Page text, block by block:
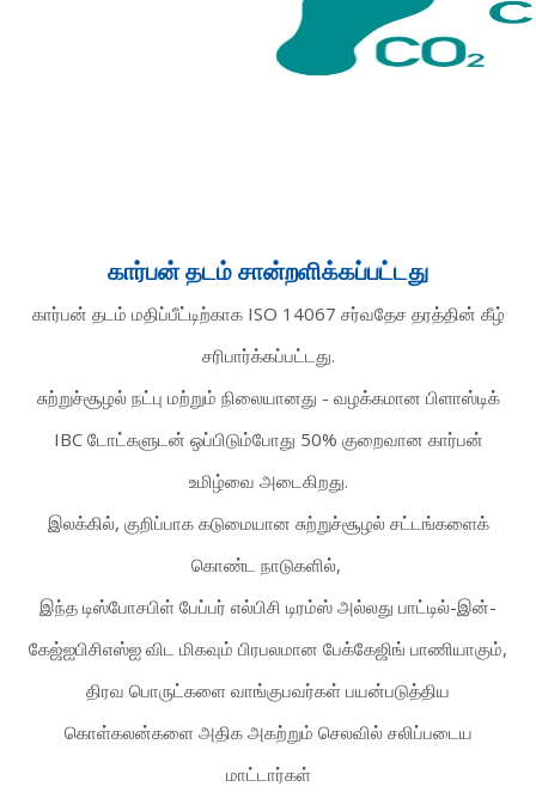
கார்பன் தடம் சான்றளிக்கப்பட்டது
கார்பன் தடம் மதிப்பீட்டிற்காக ISO 14067 சர்வதேச தரத்தின் கீழ்
சரிபார்க்கப்பட்டது.
சுற்றுச்சூழல் நட்பு மற்றும் நிலையானது - வழக்கமான பிளாஸ்டிக்
IBC டோட்களுடன் ஒப்பிடும்போது 50% குறைவான கார்பன்
உமிழ்வை அடைகிறது.
இலக்கில், குறிப்பாக கடுமையான சுற்றுச்சூழல் சட்டங்களைக்
கொண்ட நாடுகளில்,
இந்த டிஸ்போசபிள் பேப்பர் எல்பிசி டிரம்ஸ் அல்லது பாட்டில்-இன்-
கேஜ்ஐபிசிஎஸ்ஐ விட மிகவும் பிரபலமான பேக்கேஜிங் பாணியாகும்,
திரவ பொருட்களை வாங்குபவர்கள் பயன்படுத்திய
கொள்கலன்களை அதிக அகற்றும் செலவில் சலிப்படைய
மாட்டார்கள்